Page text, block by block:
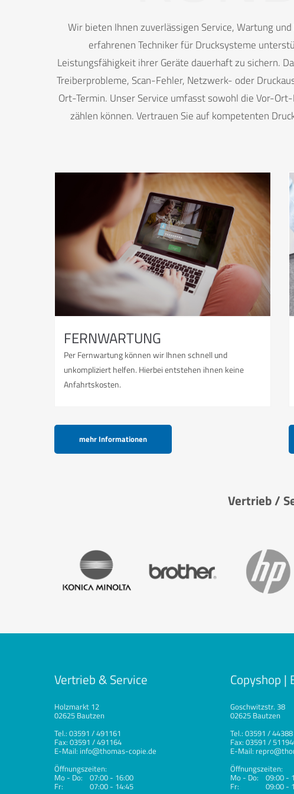
Wir bieten Ihnen zuverlässigen Service, Wartung
erfahrenen Techniker für Drucksysteme
Leistungsfähigkeit ihrer Geräte dauerhaft zu sichern.
Treiberprobleme, Scan-Fehler, Netzwerk- oder
Ort-Termin. Unser Service umfasst sowohl die Vor-
zählen können. Vertrauen Sie auf kompetenten
FERNWARTUNG
Per Fernwartung können wir Ihnen schnell und
unkompliziert helfen. Hierbei entstehen ihnen keine
Anfahrtskosten.
mehr Informationen
Vertrieb /
Vertrieb & Service
Holzmarkt 12
02625 Bautzen
Tel.: 03591 / 491161
Fax: 03591 / 491164
E-Mail: info@thomas-copie.de
Öffnungszeiten:
Mo - Do: 07:00 - 16:00
Fr: 07:00 - 14:45
Copyshop |
Goschwitzstr. 38
02625 Bautzen
Tel.: 03591 / 44388
Fax: 03591 /
E-Mail:
Öffnungszeiten:
Mo - Do: 09:00 -
Fr: 09:00 -